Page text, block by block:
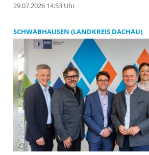
29.07.2026 14:53 Uhr
SCHWABHAUSEN (LANDKREIS DACHAU)